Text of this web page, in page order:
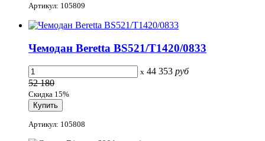
Артикул: 105809
Чемодан Beretta BS521/T1420/0833
x 44 353 руб
52 180
Скидка 15%
Артикул: 105808